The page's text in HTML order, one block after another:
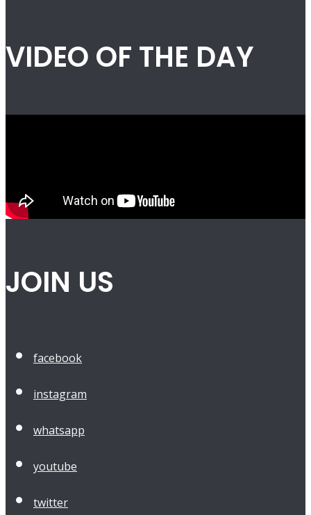
VIDEO OF THE DAY
JOIN US
facebook
instagram
whatsapp
youtube
twitter